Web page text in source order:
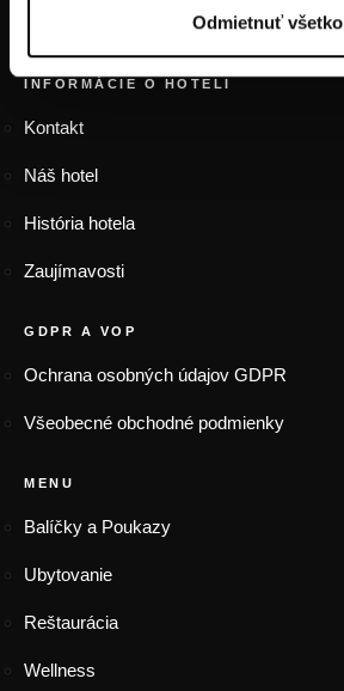
Odmietnuť všetko
FOOTER MENU
INFORMÁCIE O HOTELI
Kontakt
Náš hotel
História hotela
Zaujímavosti
GDPR A VOP
Ochrana osobných údajov GDPR
Všeobecné obchodné podmienky
MENU
Balíčky a Poukazy
Ubytovanie
Reštaurácia
Wellness